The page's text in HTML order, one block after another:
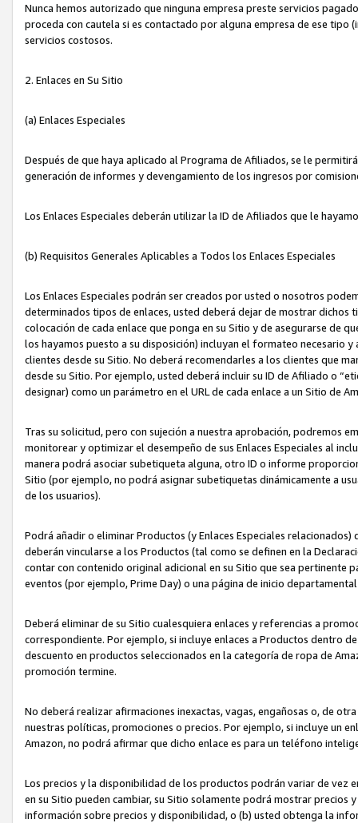
Nunca hemos autorizado que ninguna empresa preste servicios
proceda con cautela si es contactado por alguna empresa de ese
servicios costosos.
2. Enlaces en Su Sitio
(a) Enlaces Especiales
Después de que haya aplicado al Programa de Afiliados, se le
generación de informes y devengamiento de los ingresos por
Los Enlaces Especiales deberán utilizar la ID de Afiliados que le
(b) Requisitos Generales Aplicables a Todos los Enlaces Especiales
Los Enlaces Especiales podrán ser creados por usted o nosotros
determinados tipos de enlaces, usted deberá dejar de mostrar dichos
colocación de cada enlace que ponga en su Sitio y de asegurarse de
los hayamos puesto a su disposición) incluyan el formateo necesario
clientes desde su Sitio. No deberá recomendarles a los clientes que
desde su Sitio. Por ejemplo, usted deberá incluir su ID de Afiliado o
designar) como un parámetro en el URL de cada enlace a un Sitio de
Tras su solicitud, pero con sujeción a nuestra aprobación, podremos
monitorear y optimizar el desempeño de sus Enlaces Especiales al
manera podrá asociar subetiqueta alguna, otro ID o informe
Sitio (por ejemplo, no podrá asignar subetiquetas dinámicamente a
de los usuarios).
Podrá añadir o eliminar Productos (y Enlaces Especiales
deberán vincularse a los Productos (tal como se definen en la
contar con contenido original adicional en su Sitio que sea pertinente
eventos (por ejemplo, Prime Day) o una página de inicio
Deberá eliminar de su Sitio cualesquiera enlaces y referencias a
correspondiente. Por ejemplo, si incluye enlaces a Productos dentro
descuento en productos seleccionados en la categoría de ropa de
promoción termine.
No deberá realizar afirmaciones inexactas, vagas, engañosas o, de
nuestras políticas, promociones o precios. Por ejemplo, si incluye un
Amazon, no podrá afirmar que dicho enlace es para un teléfono
Los precios y la disponibilidad de los productos podrán variar de vez
en su Sitio pueden cambiar, su Sitio solamente podrá mostrar
información sobre precios y disponibilidad, o (b) usted obtenga la